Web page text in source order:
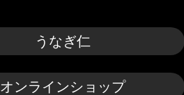
うなぎ仁
オンラインショップ